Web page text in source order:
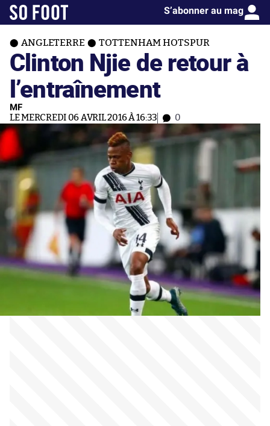
S’abonner au mag
ANGLETERRE TOTTENHAM HOTSPUR
Clinton Njie de retour à
l’entraînement
MF
LE MERCREDI 06 AVRIL 2016 À 16:33 0